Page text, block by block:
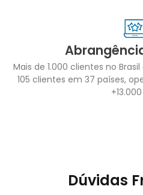
Mais de 1.000 clientes no
105 clientes em 37 países,
Dúvidas